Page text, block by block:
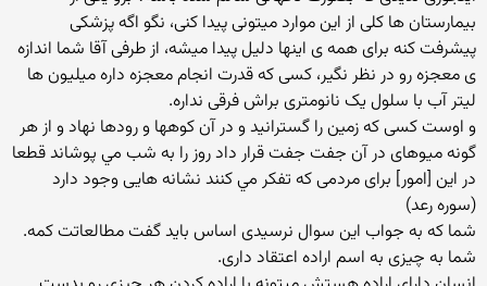
بیمارستان ها کلی از این موارد میتونی پیدا کنی، نگو اگه پزشکی
پیشرفت کنه برای همه ی اینها دلیل پیدا میشه، از طرفی آقا شما اندازه
ی معجزه رو در نظر نگیر، کسی که قدرت انجام معجزه داره میلیون ها
لیتر آب با سلول یک نانومتری براش فرقی نداره.
و اوست كسى كه زمين را گسترانيد و در آن كوهها و رودها نهاد و از هر
گونه ميوه‏اى در آن جفت جفت قرار داد روز را به شب مي ‏پوشاند قطعا
در اين [امور] براى مردمى كه تفكر مي ‏كنند نشانه ‏هايى وجود دارد
(سوره رعد)
شما كه به جواب این سوال نرسیدی اساس باید گفت مطالعاتت كمه.
شما به چیزی به اسم اراده اعتقاد داری.